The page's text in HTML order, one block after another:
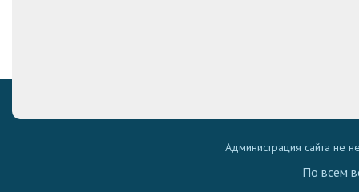
Администрация сайта не
По всем